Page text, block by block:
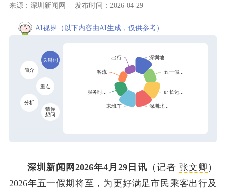
来源：深圳新闻网 发布时间：2026-04-29
AI视界 （以下内容由AI生成，仅供参考）
关键词
简介
重点
分析
猜你
想问
深圳新闻网2026年4月29日讯 （记者 张文卿 ）
2026年五一假期将至，为更好满足市民乘客出行及